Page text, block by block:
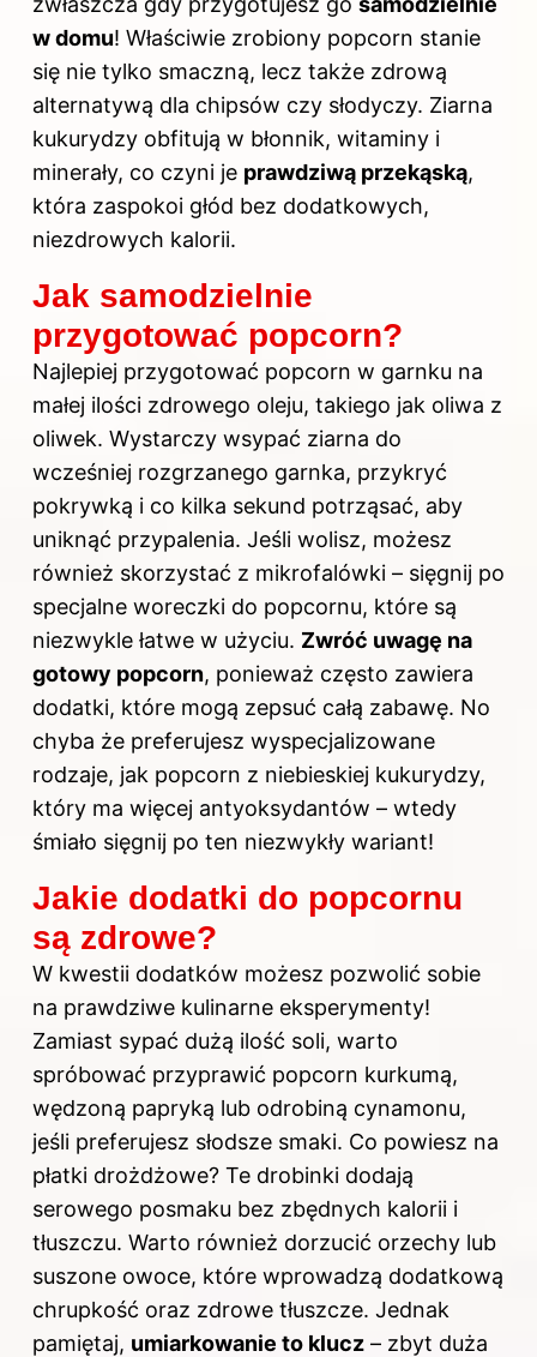
w domu! Właściwie zrobiony popcorn stanie
się nie tylko smaczną, lecz także zdrową
alternatywą dla chipsów czy słodyczy. Ziarna
kukurydzy obfitują w błonnik, witaminy i
minerały, co czyni je prawdziwą przekąską,
która zaspokoi głód bez dodatkowych,
niezdrowych kalorii.
Jak samodzielnie
przygotować popcorn?
Najlepiej przygotować popcorn w garnku na
małej ilości zdrowego oleju, takiego jak oliwa z
oliwek. Wystarczy wsypać ziarna do
wcześniej rozgrzanego garnka, przykryć
pokrywką i co kilka sekund potrząsać, aby
uniknąć przypalenia. Jeśli wolisz, możesz
również skorzystać z mikrofalówki – sięgnij po
specjalne woreczki do popcornu, które są
niezwykle łatwe w użyciu. Zwróć uwagę na
gotowy popcorn, ponieważ często zawiera
dodatki, które mogą zepsuć całą zabawę. No
chyba że preferujesz wyspecjalizowane
rodzaje, jak popcorn z niebieskiej kukurydzy,
który ma więcej antyoksydantów – wtedy
śmiało sięgnij po ten niezwykły wariant!
Jakie dodatki do popcornu
są zdrowe?
W kwestii dodatków możesz pozwolić sobie
na prawdziwe kulinarne eksperymenty!
Zamiast sypać dużą ilość soli, warto
spróbować przyprawić popcorn kurkumą,
wędzoną papryką lub odrobiną cynamonu,
jeśli preferujesz słodsze smaki. Co powiesz na
płatki drożdżowe? Te drobinki dodają
serowego posmaku bez zbędnych kalorii i
tłuszczu. Warto również dorzucić orzechy lub
suszone owoce, które wprowadzą dodatkową
chrupkość oraz zdrowe tłuszcze. Jednak
pamiętaj, umiarkowanie to klucz – zbyt duża